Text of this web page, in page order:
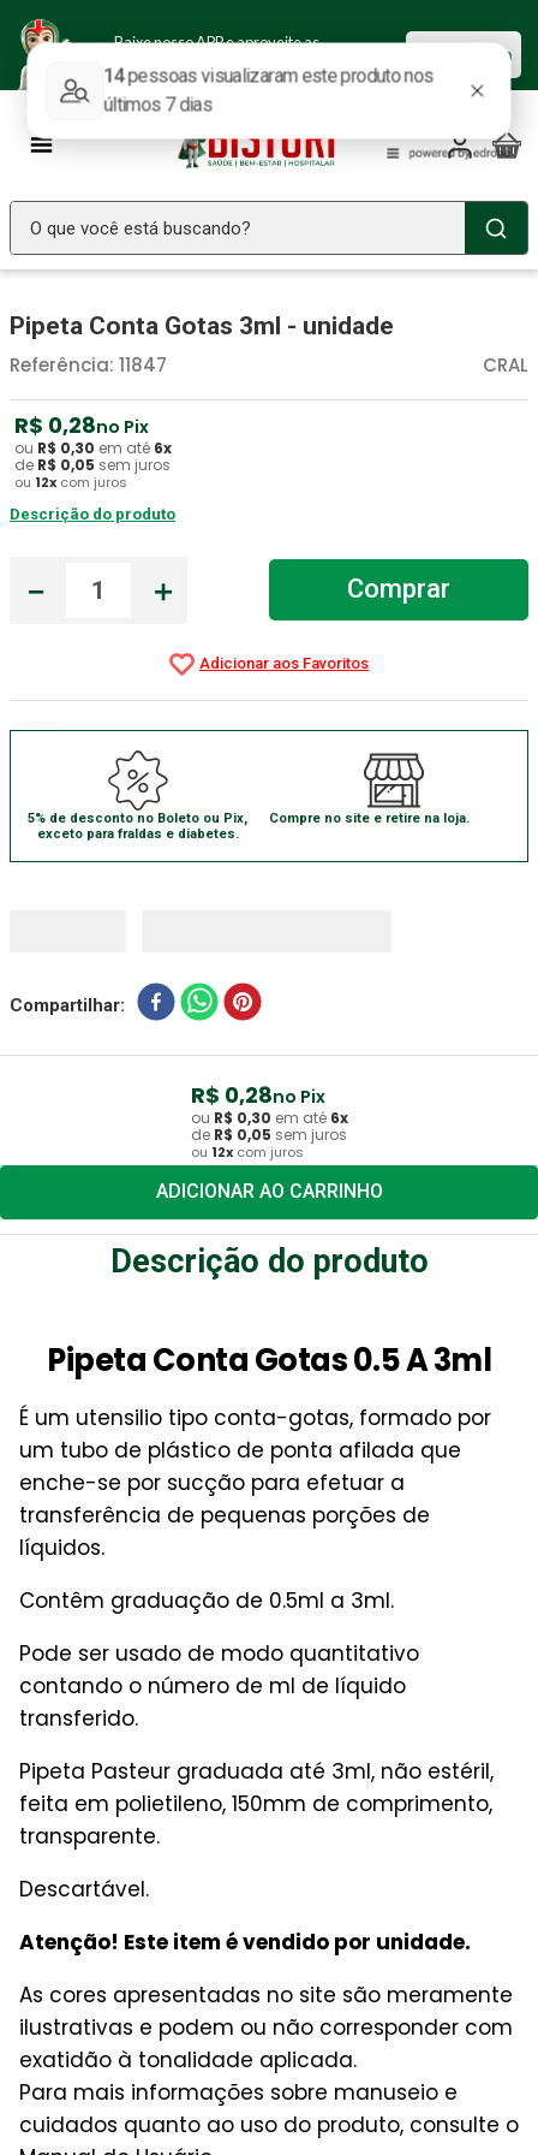
Baixe nosso APP e aproveite as
ofertas.
Baixar agora
O que você está buscando?
Pipeta Conta Gotas 3ml - unidade
CRAL
Referência: 11847
R$ 0,28no Pix
ou R$ 0,30 em até 6x
de R$ 0,05 sem juros
ou 12x com juros
Descrição do produto
＋
－ Comprar
5% de desconto no Boleto ou Pix,
exceto para fraldas e diabetes.
Compre no site e retire na loja.
Compartilhar
R$ 0,28no Pix
ou R$ 0,30 em até 6x
de R$ 0,05 sem juros
ou 12x com juros
ADICIONAR AO CARRINHO
Descrição do produto
Pipeta Conta Gotas 0.5 A 3ml
É um utensilio tipo conta-gotas, formado por
um tubo de plástico de ponta afilada que
enche-se por sucção para efetuar a
transferência de pequenas porções de
líquidos.
Contêm graduação de 0.5ml a 3ml.
Pode ser usado de modo quantitativo
contando o número de ml de líquido
transferido.
Pipeta Pasteur graduada até 3ml, não estéril,
feita em polietileno, 150mm de comprimento,
transparente.
Descartável.
Atenção! Este item é vendido por unidade.
As cores apresentadas no site são meramente
ilustrativas e podem ou não corresponder com
exatidão à tonalidade aplicada.
Para mais informações sobre manuseio e
cuidados quanto ao uso do produto, consulte o
1º Seringa Insulina
2º Fralda Geriatrica
Luva Latex
4 º Estetoscopio Littmann
5º Littmann
Gaze Esteril
Cadeira Banho
10º Gaze